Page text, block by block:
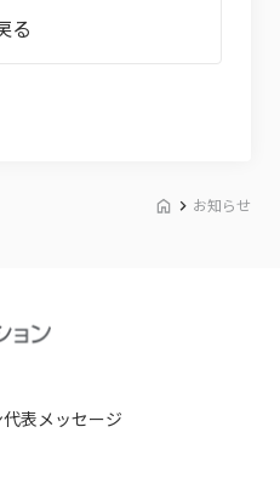
る
お知らせ
代表メッセージ